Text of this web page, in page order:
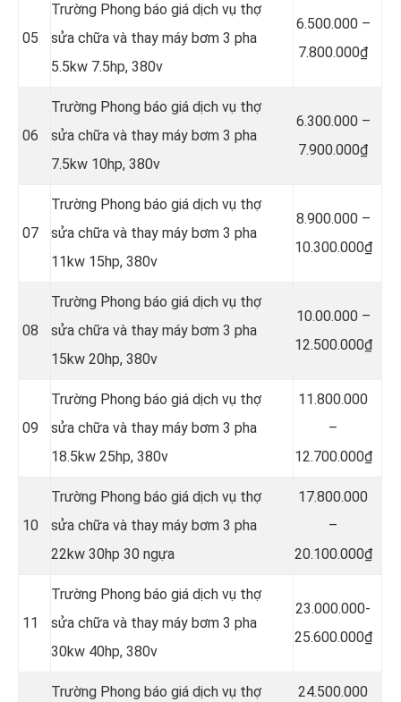
05
Trường Phong báo giá dịch vụ thợ
sửa chữa và thay máy bơm 3 pha
5.5kw 7.5hp, 380v
6.500.000 –
7.800.000₫
06
Trường Phong báo giá dịch vụ thợ
sửa chữa và thay máy bơm 3 pha
7.5kw 10hp, 380v
6.300.000 –
7.900.000₫
07
Trường Phong báo giá dịch vụ thợ
sửa chữa và thay máy bơm 3 pha
11kw 15hp, 380v
8.900.000 –
10.300.000₫
08
Trường Phong báo giá dịch vụ thợ
sửa chữa và thay máy bơm 3 pha
15kw 20hp, 380v
10.00.000 –
12.500.000₫
09
Trường Phong báo giá dịch vụ thợ
sửa chữa và thay máy bơm 3 pha
18.5kw 25hp, 380v
11.800.000
–
12.700.000₫
10
Trường Phong báo giá dịch vụ thợ
sửa chữa và thay máy bơm 3 pha
22kw 30hp 30 ngựa
17.800.000
–
20.100.000₫
11
Trường Phong báo giá dịch vụ thợ
sửa chữa và thay máy bơm 3 pha
30kw 40hp, 380v
23.000.000-
25.600.000₫
Trường Phong báo giá dịch vụ thợ
24.500.000